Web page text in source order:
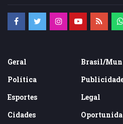
Geral
Política
Esportes
Cidades
Brasil/
Legal